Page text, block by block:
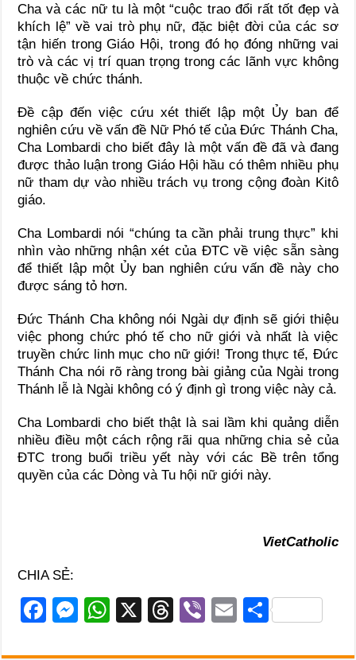
Cha và các nữ tu là một “cuộc trao đổi rất tốt đẹp và
khích lệ” về vai trò phụ nữ, đặc biệt đời của các sơ
tận hiến trong Giáo Hội, trong đó họ đóng những vai
trò và các vị trí quan trọng trong các lãnh vực không
thuộc về chức thánh.
Đề cập đến việc cứu xét thiết lập một Ủy ban để
nghiên cứu về vấn đề Nữ Phó tế của Đức Thánh Cha,
Cha Lombardi cho biết đây là một vấn đề đã và đang
được thảo luận trong Giáo Hội hầu có thêm nhiều phụ
nữ tham dự vào nhiều trách vụ trong cộng đoàn Kitô
giáo.
Cha Lombardi nói “chúng ta cần phải trung thực” khi
nhìn vào những nhận xét của ĐTC về việc sẵn sàng
để thiết lập một Ủy ban nghiên cứu vấn đề này cho
được sáng tỏ hơn.
Đức Thánh Cha không nói Ngài dự định sẽ giới thiệu
việc phong chức phó tế cho nữ giới và nhất là việc
truyền chức linh mục cho nữ giới! Trong thực tế, Đức
Thánh Cha nói rõ ràng trong bài giảng của Ngài trong
Thánh lễ là Ngài không có ý định gì trong việc này cả.
Cha Lombardi cho biết thật là sai lầm khi quảng diễn
nhiều điều một cách rộng rãi qua những chia sẻ của
ĐTC trong buổi triều yết này với các Bề trên tổng
quyền của các Dòng và Tu hội nữ giới này.
VietCatholic
CHIA SẺ:
F
M
W
X
T
Vi
E S